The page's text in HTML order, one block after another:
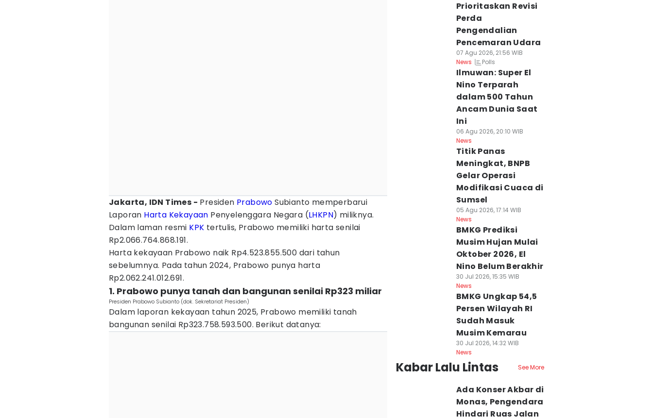
Jakarta, IDN Times - Presiden Prabowo Subianto memperbarui
Laporan Harta Kekayaan Penyelenggara Negara (LHKPN) miliknya.
Dalam laman resmi KPK tertulis, Prabowo memiliki harta senilai
Rp2.066.764.868.191.
Harta kekayaan Prabowo naik Rp4.523.855.500 dari tahun
sebelumnya. Pada tahun 2024, Prabowo punya harta
Rp2.062.241.012.691.
1. Prabowo punya tanah dan bangunan senilai Rp323 miliar
Presiden Prabowo Subianto (dok. Sekretariat Presiden)
Dalam laporan kekayaan tahun 2025, Prabowo memiliki tanah
bangunan senilai Rp323.758.593.500. Berikut datanya:
Prioritaskan Revisi
Perda
Pengendalian
Pencemaran Udara
07 Agu 2026, 21:56 WIB
News
Polls
Ilmuwan: Super El
Nino Terparah
dalam 500 Tahun
Ancam Dunia Saat
Ini
06 Agu 2026, 20:10 WIB
News
Titik Panas
Meningkat, BNPB
Gelar Operasi
Modifikasi Cuaca di
Sumsel
05 Agu 2026, 17:14 WIB
News
BMKG Prediksi
Musim Hujan Mulai
Oktober 2026, El
Nino Belum Berakhir
30 Jul 2026, 15:35 WIB
News
BMKG Ungkap 54,5
Persen Wilayah RI
Sudah Masuk
Musim Kemarau
30 Jul 2026, 14:32 WIB
News
Kabar Lalu Lintas See More
Ada Konser Akbar di
Monas, Pengendara
Hindari Ruas Jalan